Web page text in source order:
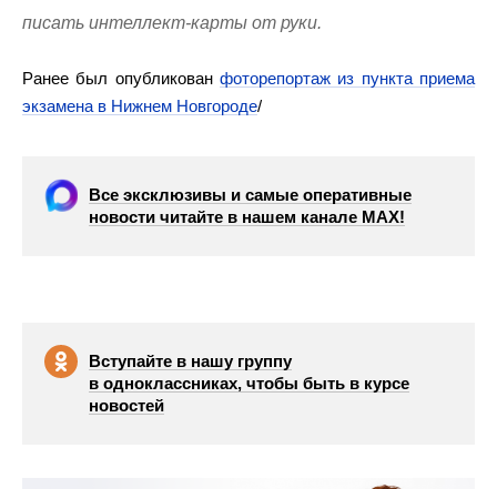
писать интеллект-карты от руки.
Ранее был опубликован фоторепортаж из пункта приема
экзамена в Нижнем Новгороде/
Все эксклюзивы и самые оперативные
новости читайте в нашем канале МАХ!
Вступайте в нашу группу
в одноклассниках, чтобы быть в курсе
новостей